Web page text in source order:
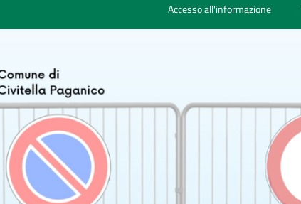
Accesso all'informazione